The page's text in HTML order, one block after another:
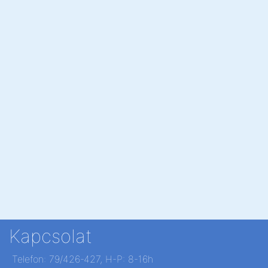
Kapcsolat
Telefon: 79/426-427, H-P: 8-16h